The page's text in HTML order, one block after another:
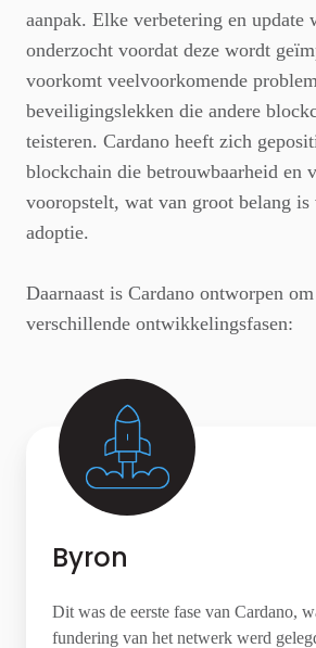
aanpak. Elke verbetering en update
onderzocht voordat deze wordt
voorkomt veelvoorkomende
beveiligingslekken die andere
teisteren. Cardano heeft zich
blockchain die betrouwbaarheid en
vooropstelt, wat van groot belang
adoptie.
Daarnaast is Cardano ontworpen
verschillende ontwikkelingsfasen:
Byron
Dit was de eerste fase van Cardano,
fundering van het netwerk werd